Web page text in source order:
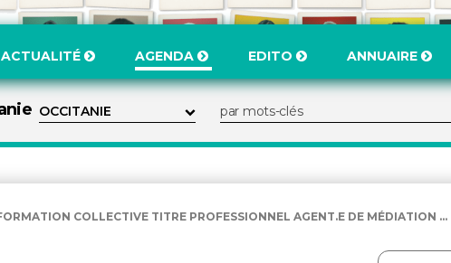
ACTUALITÉ AGENDA EDITO ANNUAIRE
COLLECTIVE TITRE PROFESSIONNEL AGENT.E DE MÉDIATION ...